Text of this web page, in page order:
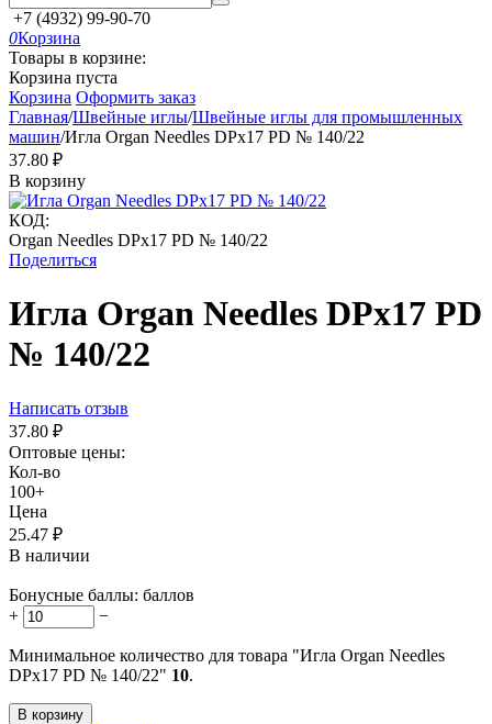
+7 (4932) 99-90-70
0Корзина
Товары в корзине:
Корзина пуста
Корзина Оформить заказ
Главная/Швейные иглы/Швейные иглы для промышленных
машин/Игла Organ Needles DPx17 PD № 140/22
37.80 ₽
В корзину
КОД:
Organ Needles DPx17 PD № 140/22
Поделиться
Игла Organ Needles DPx17 PD
№ 140/22
Написать отзыв
37.80 ₽
Оптовые цены:
Кол-во
100+
Цена
25.47 ₽
В наличии
Бонусные баллы: баллов
+
−
Минимальное количество для товара "Игла Organ Needles
DPx17 PD № 140/22" 10.
В корзину